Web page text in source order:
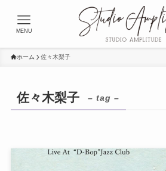
MENU
ホーム 佐々木梨子
佐々木梨子 – tag –